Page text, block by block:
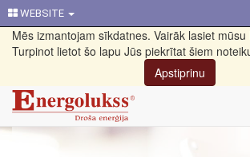
WEBSITE
Mēs izmantojam sīkdatnes. Vairāk lasiet mūsu
Turpinot lietot šo lapu Jūs piekrītat šiem
Apstiprinu